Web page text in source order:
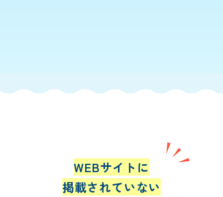
WEBサイトに
掲載されていない